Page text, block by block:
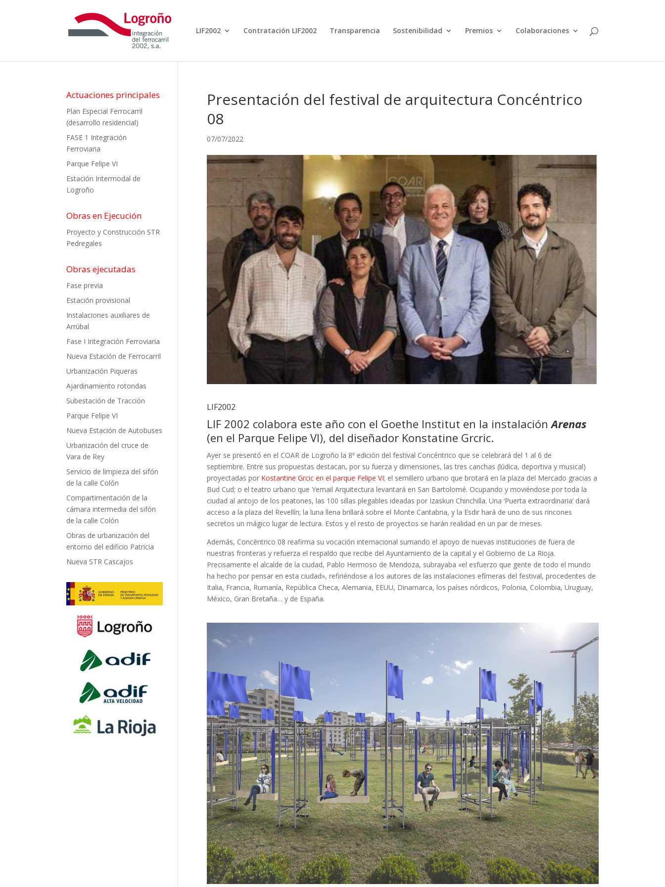
LIF2002 Contratación LIF2002 Transparencia Sostenibilidad Premios Colaboraciones
Presentación del festival de arquitectura Concéntrico
08
07/07/2022
LIF2002
LIF 2002 colabora este año con el Goethe Institut en la instalaciónArenas
(en el Parque Felipe VI), del diseñador Konstatine Grcric.
Ayer se presentó en el COAR de Logroño la 8ª edición del festival Concéntrico que se celebrará del 1 al 6 de
septiembre. Entre sus propuestas destacan, por su fuerza y dimensiones, las tres canchas (lúdica, deportiva y musical)
proyectadas por Kostantine Grcic en el parque Felipe VI; el semillero urbano que brotará en la plaza del Mercado gracias a
Bud Cud; o el teatro urbano que Yemail Arquitectura levantará en San Bartolomé. Ocupando y moviéndose por toda la
ciudad al antojo de los peatones, las 100 sillas plegables ideadas por Izaskun Chinchilla. Una ‘Puerta extraordinaria’ dará
acceso a la plaza del Revellín; la luna llena brillará sobre el Monte Cantabria, y la Esdir hará de uno de sus rincones
secretos un mágico lugar de lectura. Estos y el resto de proyectos se harán realidad en un par de meses.
Además, Concéntrico 08 reafirma su vocación internacional sumando el apoyo de nuevas instituciones de fuera de
nuestras fronteras y refuerza el respaldo que recibe del Ayuntamiento de la capital y el Gobierno de La Rioja.
Precisamente el alcalde de la ciudad, Pablo Hermoso de Mendoza, subrayaba «el esfuerzo que gente de todo el mundo
ha hecho por pensar en esta ciudad», refiriéndose a los autores de las instalaciones efímeras del festival, procedentes de
Italia, Francia, Rumanía, República Checa, Alemania, EEUU, Dinamarca, los países nórdicos, Polonia, Colombia, Uruguay,
México, Gran Bretaña… y de España.
Actuaciones principales
Plan Especial Ferrocarril
(desarrollo residencial)
FASE 1 Integración
Ferroviaria
Parque Felipe VI
Estación Intermodal de
Logroño
Obras en Ejecución
Proyecto y Construcción STR
Pedregales
Obras ejecutadas
Fase previa
Estación provisional
Instalaciones auxiliares de
Arrúbal
Fase I Integración Ferroviaria
Nueva Estación de Ferrocarril
Urbanización Piqueras
Ajardinamiento rotondas
Subestación de Tracción
Parque Felipe VI
Nueva Estación de Autobuses
Urbanización del cruce de
Vara de Rey
Servicio de limpieza del sifón
de la calle Colón
Compartimentación de la
cámara intermedia del sifón
de la calle Colón
Obras de urbanización del
entorno del edificio Patricia
Nueva STR Cascajos